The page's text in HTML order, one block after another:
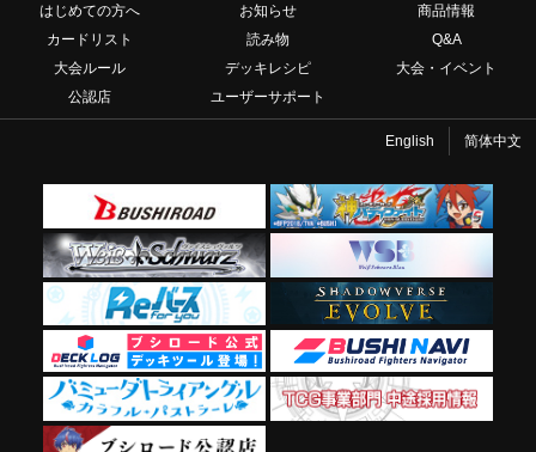
はじめての方へ お知らせ
商品情報
カードリスト
読み物
Q&A
大会ルール
デッキレシピ
大会・イベント
公認店
ユーザーサポート
English 简体中文